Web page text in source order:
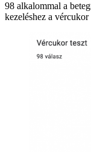
98 alkalommal a
kezeléshez a vércukor